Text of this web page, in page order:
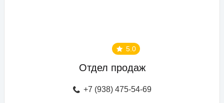
расположены детские и спортивные площадки,
зоны отдыха с беседками, спроектирован бульвар и
автовладельцев предусмотрен крытый и гостевой паркинг.
5.0
Отдел продаж
+7 (938) 475-54-69